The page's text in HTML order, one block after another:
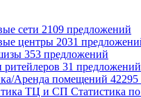
сети 2109 предложений
центры 2031
353 предложений
ритейлеров 31 предложений
Аренда помещений
ТЦ и СП Статистика